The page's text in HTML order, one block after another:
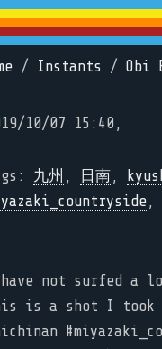
/ Instants / Obi
10/07 15:40,
九州 , 日南,
,
not surfed a
is a shot I took